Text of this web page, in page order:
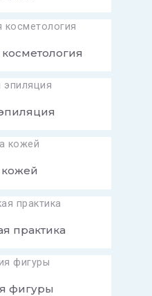
кожей
практика
фигуры